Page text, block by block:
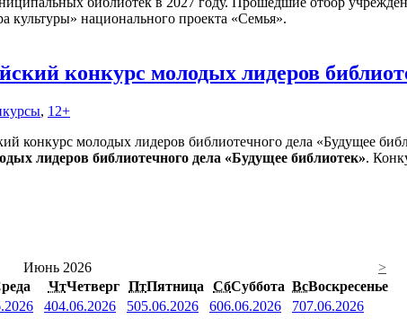
культуры» национального проекта «Семья».
конкурс молодых лидеров
, 12+
лидеров библиотечного дела «Будущее библиотек».
Июнь 2026
>
ЧтЧетверг ПтПятница СбСуббота ВсВоскресенье
404.06.2026 505.06.2026 606.06.2026 707.06.2026